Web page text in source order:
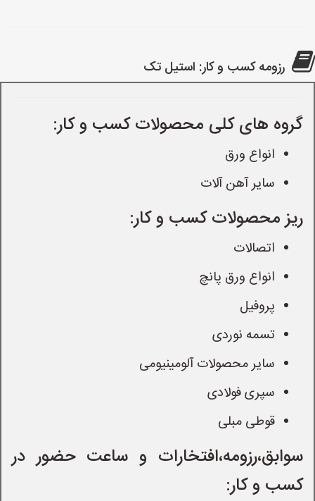
رزومه کسب و کار: استیل تک
گروه های کلی محصولات کسب و کار:
انواع ورق
سایر آهن آلات
ریز محصولات کسب و کار:
اتصالات
انواع ورق پانچ
پروفیل
تسمه نوردی
سایر محصولات آلومینیومی
سپری فولادی
قوطی مبلی
سوابق،رزومه،افتخارات و ساعت حضور در
کسب و کار: